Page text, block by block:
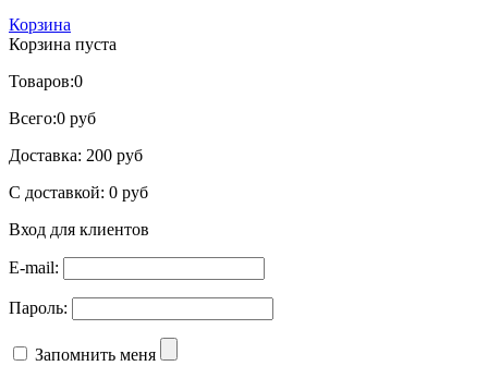
Корзина
Корзина пуста
Товаров:0
Всего:0 руб
Доставка: 200 руб
С доставкой: 0 руб
Вход для клиентов
E-mail:
Пароль:
Запомнить меня